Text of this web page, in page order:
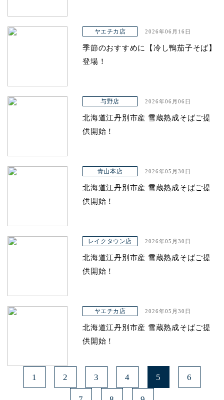
ヤエチカ店 2026年06月16日
季節のおすすめに【冷し鴨茄子そば】
登場！
与野店 2026年06月06日
北海道江丹別市産 雪蔵熟成そばご提
供開始！
青山本店 2026年05月30日
北海道江丹別市産 雪蔵熟成そばご提
供開始！
レイクタウン店 2026年05月30日
北海道江丹別市産 雪蔵熟成そばご提
供開始！
ヤエチカ店 2026年05月30日
北海道江丹別市産 雪蔵熟成そばご提
供開始！
1 2 3 4 5 6